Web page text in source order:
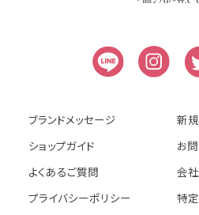
月間表示した時点で、全
会員のみなさまへの
と判断した場合、当社は、
要な事項を通知します。
2. 前項の通知は、当サイト
す。
ブランドメッセージ
新
ショップガイド
お
よくあるご質問
会
プライバシーポリシー
特